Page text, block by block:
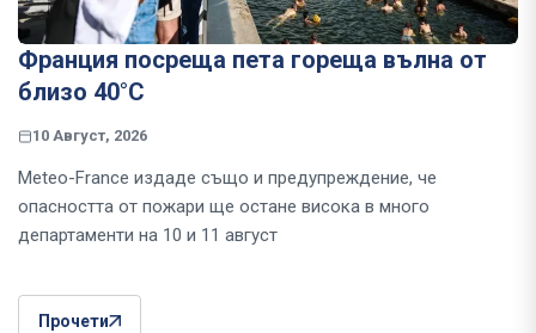
Франция посреща пета гореща вълна от
близо 40°C
10 Август, 2026
Meteo-France издаде също и предупреждение, че
опасността от пожари ще остане висока в много
департаменти на 10 и 11 август
Прочети